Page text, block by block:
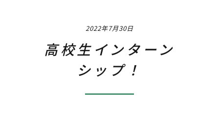
社員インタビュー
2022年7月30日
高校生インターン
シップ！